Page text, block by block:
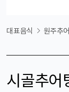
대표음식 원주추
시골추어